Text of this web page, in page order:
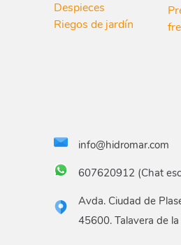
Despieces
Riegos de jardín
info@hidromar.com
607620912 (Chat
Avda. Ciudad de
45600. Talavera de